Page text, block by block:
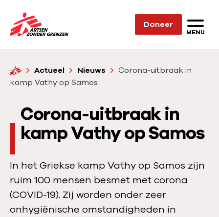
Sla navigatie over
N
r
d
o
e
p
a
g
e
Doneer
MENU
H
o
e
Actueel Nieuws
Corona-uitbraak in
kamp Vathy op Samos
Corona-uitbraak in
kamp Vathy op Samos
In het Griekse kamp Vathy op Samos zijn
ruim 100 mensen besmet met corona
(COVID-19). Zij worden onder zeer
onhygiënische omstandigheden in